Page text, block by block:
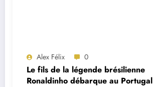
Alex Félix 0
Le fils de la légende brésilienne
Ronaldinho débarque au Portugal